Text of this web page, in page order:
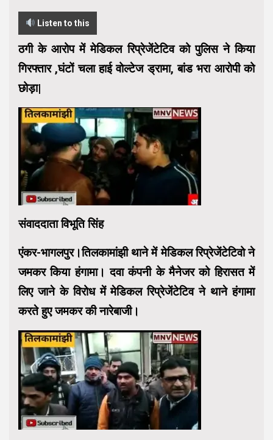
Listen to this
ठगी के आरोप में मेडिकल रिप्रेजेंटेटिव को पुलिस ने किया
गिरफ्तार ,घंटों चला हाई वोल्टेज ड्रामा, बांड भरा आरोपी को
छोड़ा|
संवाददाता विभूति सिंह
एंकर-भागलपुर।तिलकामांझी थाने में मेडिकल रिप्रेजेंटेटिवो ने
जमकर किया हंगामा। दवा कंपनी के मैनेजर को हिरासत में
लिए जाने के विरोध में मेडिकल रिप्रेजेंटेटिव ने थाने हंगामा
करते हुए जमकर की नारेबाजी।